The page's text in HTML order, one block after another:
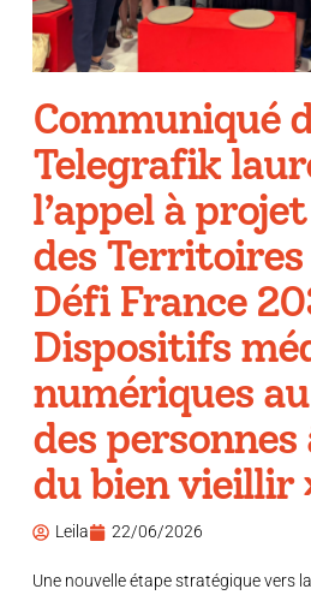
Communiqué
Telegrafik
l’appel à
des
Défi France
Dispositifs
numériques
des personnes
du bien vieillir
Leila 22/06/2026
Une nouvelle étape stratégique vers